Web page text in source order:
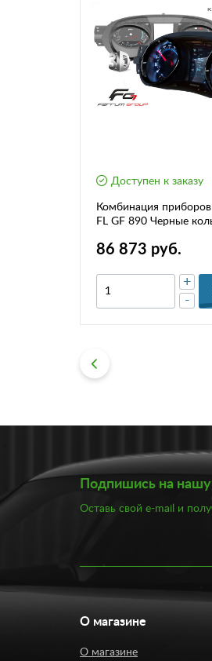
Доступен к заказу
Комбинация приборов
FL GF 890 Черные
86 873 руб.
-
+
Подпишись на
Оставь свой e-mail и
О магазине
О магазине